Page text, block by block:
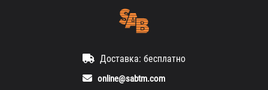
Доставка: бесплатно
online@sabtm.com